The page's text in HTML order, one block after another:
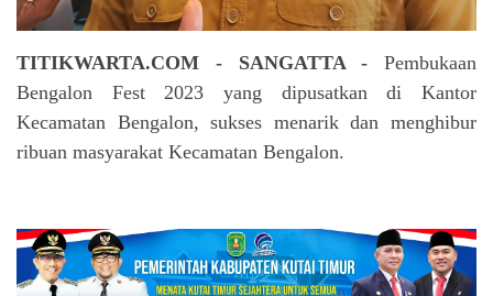
TITIKWARTA.COM - SANGATTA - Pembukaan
Bengalon Fest 2023 yang dipusatkan di Kantor
Kecamatan Bengalon, sukses menarik dan menghibur
ribuan masyarakat Kecamatan Bengalon.